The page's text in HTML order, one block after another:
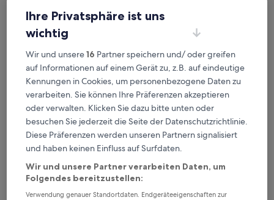
9.4
von
10,
Außergewöhnlich,
Bewertungen)
9,4/10 Außergewöhnlich (1.184 Bewertungen)
beträgt
127 €
inkl. Steuern & Gebühren
9. Aug.–10. Aug.
Maldron Hotel Glasgow City
Ihre Privatsphäre ist uns
wichtig
Wir und unsere16 Partner speichern und/ oder greifen
auf Informationen auf einem Gerät zu, z.B. auf eindeutige
Kennungen in Cookies, um personenbezogene Daten zu
verarbeiten. Sie können Ihre Präferenzen akzeptieren
oder verwalten. Klicken Sie dazu bitte unten oder
besuchen Sie jederzeit die Seite der Datenschutzrichtlinie.
Diese Präferenzen werden unseren Partnern signalisiert
und haben keinen Einfluss auf Surfdaten.
Wir und unsere Partner verarbeiten Daten, um
Folgendes bereitzustellen:
Verwendung genauer Standortdaten. Endgeräteeigenschaften zur